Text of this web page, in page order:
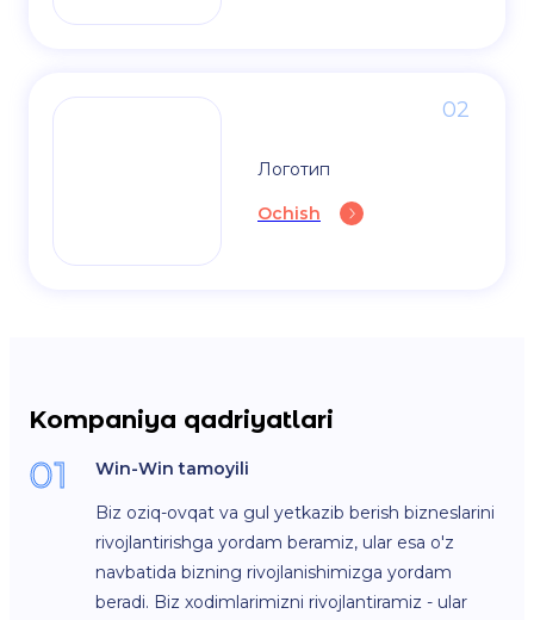
02
Логотип
Ochish
Kompaniya qadriyatlari
01 Win-Win tamoyili
Biz oziq-ovqat va gul yetkazib berish bizneslarini
rivojlantirishga yordam beramiz, ular esa o'z
navbatida bizning rivojlanishimizga yordam
beradi. Biz xodimlarimizni rivojlantiramiz - ular